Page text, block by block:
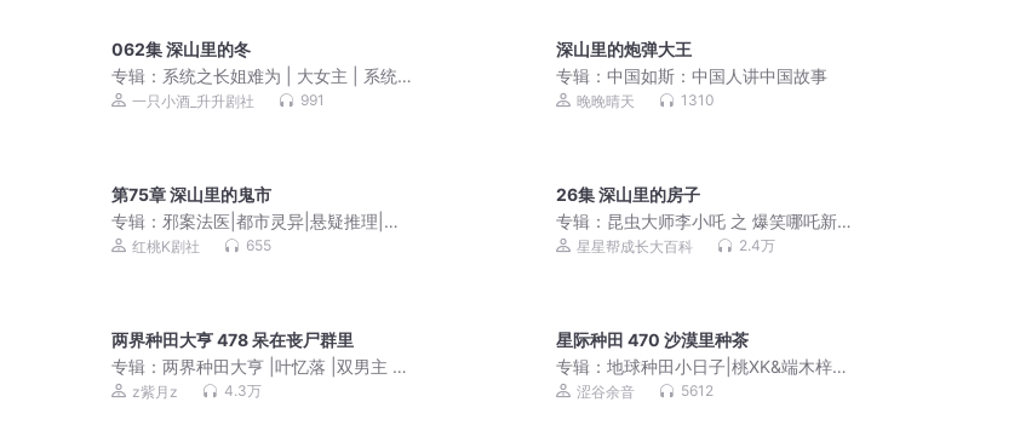
062集 深山里的冬
专辑： 系统之长姐难为 | 大女主 | 系统 |
爆笑 | 乱世 | 玄幻 | 热血 | 多播
一只小酒_升升剧社 991
深山里的炮弹大王
专辑：中国如斯：中国人讲中国故事
晚晚晴天 1310
第75章 深山里的鬼市
专辑： 邪案法医|都市灵异|悬疑推理|精
品多播
红桃K剧社 655
26集 深山里的房子
专辑： 昆虫大师李小吒 之 爆笑哪吒新传
I 神话穿越
星星帮成长大百科 2.4万
两界种田大亨 478 呆在丧尸群里
专辑：两界种田大亨 |叶忆落 |双男主 快
穿 z紫月z 4.3万
星际种田 470 沙漠里种茶
专辑：地球种田小日子|桃XK&端木梓霖
富可敌全宇宙
涩谷余音 5612